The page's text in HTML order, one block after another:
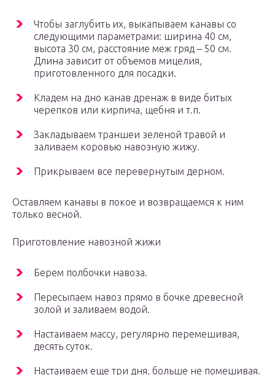
Чтобы заглубить их, выкапываем канавы со
следующими параметрами: ширина 40 см,
высота 30 см, расстояние меж гряд – 50 см.
Длина зависит от объемов мицелия,
приготовленного для посадки.
Кладем на дно канав дренаж в виде битых
черепков или кирпича, щебня и т.п.
Закладываем траншеи зеленой травой и
заливаем коровью навозную жижу.
Прикрываем все перевернутым дерном.
Оставляем канавы в покое и возвращаемся к ним
только весной.
Приготовление навозной жижи
Берем полбочки навоза.
Пересыпаем навоз прямо в бочке древесной
золой и заливаем водой.
Настаиваем массу, регулярно перемешивая,
десять суток.
Настаиваем еще три дня, больше не помешивая.